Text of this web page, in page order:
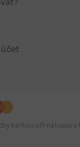
kartou při nákupu v